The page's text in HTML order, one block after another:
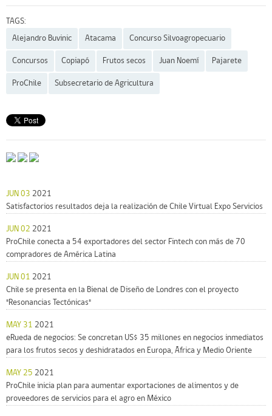
TAGS:
Alejandro Buvinic
Atacama Concurso Silvoagropecuario
Concursos Copiapó Frutos secos Juan Noemí Pajarete
ProChile Subsecretario de Agricultura
JUN 03 2021
Satisfactorios resultados deja la realización de Chile Virtual Expo Servicios
JUN 02 2021
ProChile conecta a 54 exportadores del sector Fintech con más de 70
compradores de América Latina
JUN 01 2021
Chile se presenta en la Bienal de Diseño de Londres con el proyecto
"Resonancias Tectónicas"
MAY 31 2021
eRueda de negocios: Se concretan US$ 35 millones en negocios inmediatos
para los frutos secos y deshidratados en Europa, África y Medio Oriente
MAY 25 2021
ProChile inicia plan para aumentar exportaciones de alimentos y de
proveedores de servicios para el agro en México